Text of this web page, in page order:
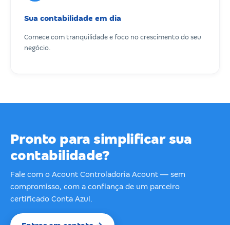
Sua contabilidade em dia
Comece com tranquilidade e foco no crescimento do seu
negócio.
Pronto para simplificar sua
contabilidade?
Fale com o Acount Controladoria Acount — sem
compromisso, com a confiança de um parceiro
certificado Conta Azul.